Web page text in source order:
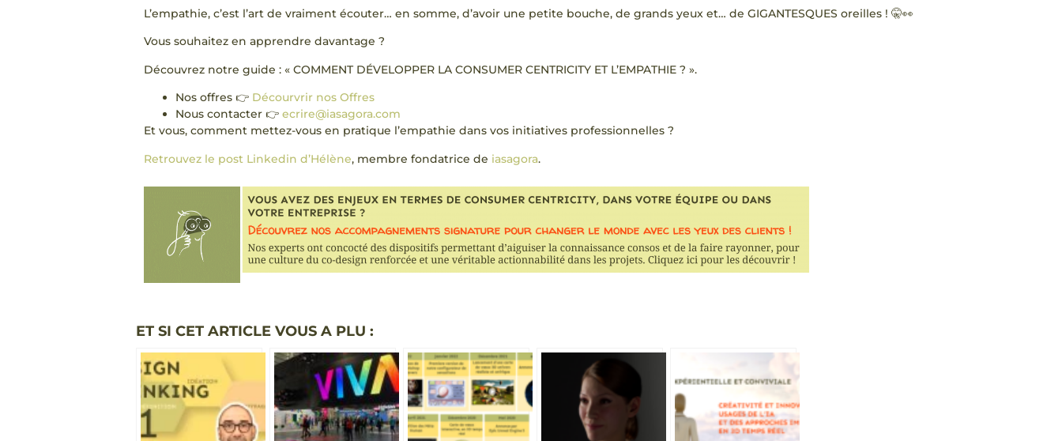
L’empathie, c’est l’art de vraiment écouter… en somme, d’avoir une petite bouche, de grands yeux et… de GIGANTESQUES oreilles ! 🤫👀
Vous souhaitez en apprendre davantage ?
Découvrez notre guide : « COMMENT DÉVELOPPER LA CONSUMER CENTRICITY ET L’EMPATHIE ? ».
Nos offres 👉 Décourvrir nos Offres
Nous contacter 👉 ecrire@iasagora.com
Et vous, comment mettez-vous en pratique l’empathie dans vos initiatives professionnelles ?
Retrouvez le post Linkedin d’Hélène, membre fondatrice de iasagora.
ET SI CET ARTICLE VOUS A PLU :